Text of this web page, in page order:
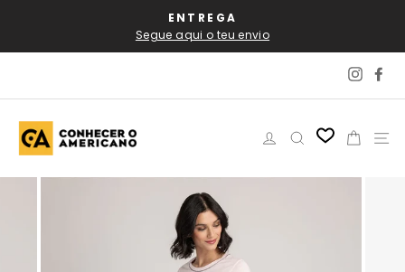
o
ENTREGA
Segue aqui o teu envio
Iniciar sessão
Pesquisar